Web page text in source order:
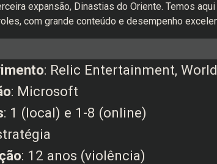
expansão, Dinastias do Oriente. Temos
com grande conteúdo e desempenho
: Relic Entertainment,
: Microsoft
: 1 (local) e 1-8 (online)
: 12 anos (violência)